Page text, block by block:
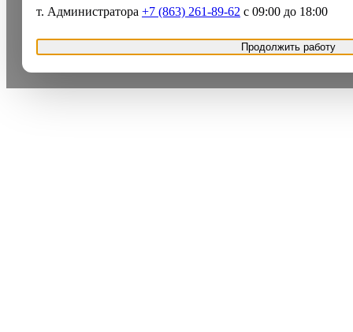
т. Администратора +7 (863) 261-89-62 с 09:00 до 18:00
Продолжить работу